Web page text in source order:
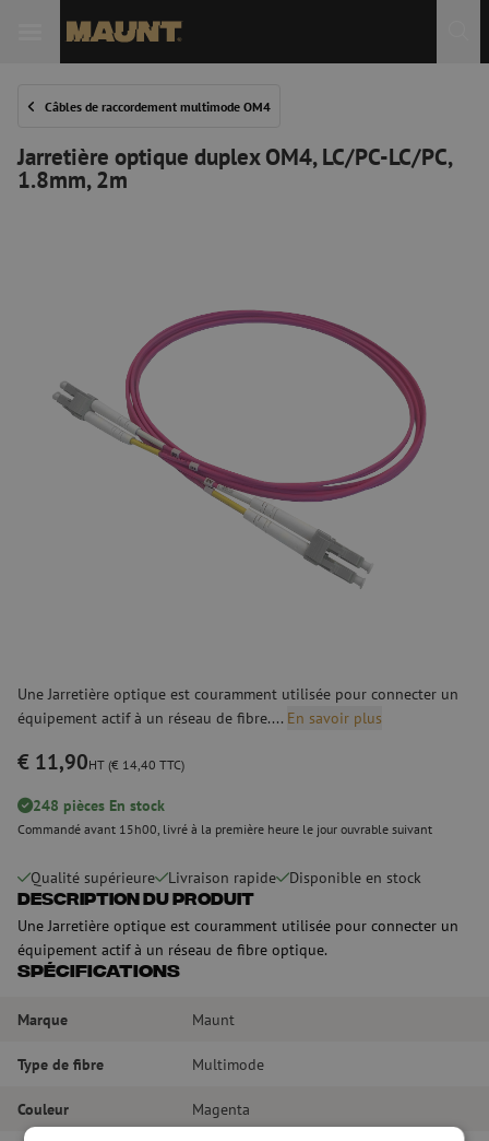
Câbles de raccordement multimode OM4
Jarretière optique duplex OM4, LC/PC-LC/PC,
1.8mm, 2m
Une Jarretière optique est couramment utilisée pour connecter un
équipement actif à un réseau de fibre.... En savoir plus
€ 11,90HT (€ 14,40 TTC)
248 pièces En stock
Commandé avant 15h00, livré à la première heure le jour ouvrable suivant
Qualité supérieure Livraison rapide Disponible en stock
Description du produit
Une Jarretière optique est couramment utilisée pour connecter un
équipement actif à un réseau de fibre optique.
Spécifications
Marque Maunt
Type de fibre Multimode
Couleur Magenta